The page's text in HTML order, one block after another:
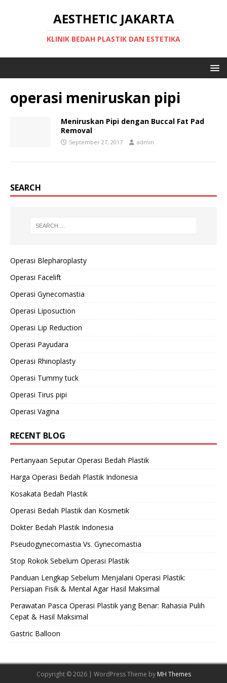
AESTHETIC JAKARTA
KLINIK BEDAH PLASTIK DAN ESTETIKA
operasi meniruskan pipi
Meniruskan Pipi dengan Buccal Fat Pad
Removal
September 27, 2017 admin
SEARCH
Operasi Blepharoplasty
Operasi Facelift
Operasi Gynecomastia
Operasi Liposuction
Operasi Lip Reduction
Operasi Payudara
Operasi Rhinoplasty
Operasi Tummy tuck
Operasi Tirus pipi
Operasi Vagina
RECENT BLOG
Pertanyaan Seputar Operasi Bedah Plastik
Harga Operasi Bedah Plastik Indonesia
Kosakata Bedah Plastik
Operasi Bedah Plastik dan Kosmetik
Dokter Bedah Plastik Indonesia
Pseudogynecomastia Vs. Gynecomastia
Stop Rokok Sebelum Operasi Plastik
Panduan Lengkap Sebelum Menjalani Operasi Plastik:
Persiapan Fisik & Mental Agar Hasil Maksimal
Perawatan Pasca Operasi Plastik yang Benar: Rahasia Pulih
Cepat & Hasil Maksimal
Gastric Balloon
Copyright © 2026 | WordPress Theme by MH Themes